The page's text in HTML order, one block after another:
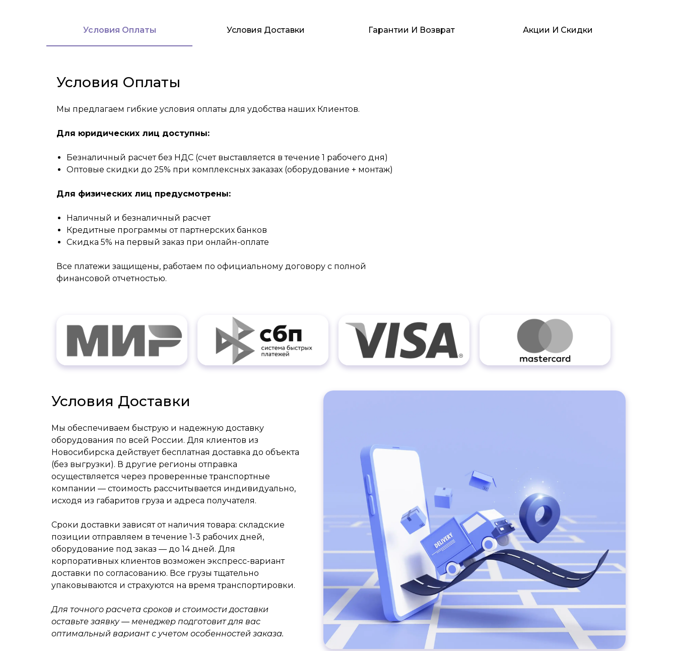
Условия Оплаты Условия Доставки Гарантии И Возврат Акции И Скидки
Условия Оплаты
Мы предлагаем гибкие условия оплаты для удобства наших Клиентов.
Для юридических лиц доступны:
Безналичный расчет без НДС (счет выставляется в течение 1 рабочего дня)
Оптовые скидки до 25% при комплексных заказах (оборудование + монтаж)
Для физических лиц предусмотрены:
Наличный и безналичный расчет
Кредитные программы от партнерских банков
Скидка 5% на первый заказ при онлайн-оплате
Все платежи защищены, работаем по официальному договору с полной
финансовой отчетностью.
Условия Доставки
Мы обеспечиваем быструю и надежную доставку
оборудования по всей России. Для клиентов из
Новосибирска действует бесплатная доставка до объекта
(без выгрузки). В другие регионы отправка
осуществляется через проверенные транспортные
компании — стоимость рассчитывается индивидуально,
исходя из габаритов груза и адреса получателя.
Сроки доставки зависят от наличия товара: складские
позиции отправляем в течение 1-3 рабочих дней,
оборудование под заказ — до 14 дней. Для
корпоративных клиентов возможен экспресс-вариант
доставки по согласованию. Все грузы тщательно
упаковываются и страхуются на время транспортировки.
Для точного расчета сроков и стоимости доставки
оставьте заявку — менеджер подготовит для вас
оптимальный вариант с учетом особенностей заказа.